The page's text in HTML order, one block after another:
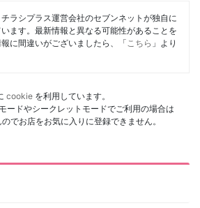
ラシプラス運営会社のセブンネットが独自に
ます。最新情報と異なる可能性があることを
に間違いがございましたら、「 こちら 」より
cookie を利用しています。
ードやシークレットモードでご利用の場合は
でお店をお気に入りに登録できません。